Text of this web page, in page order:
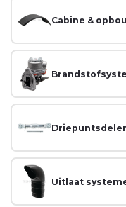
Cabine &
Uitlaat